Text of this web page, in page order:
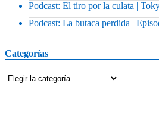
Podcast: El tiro por la culata |
Podcast: La butaca perdida |
Categorías
Categorías